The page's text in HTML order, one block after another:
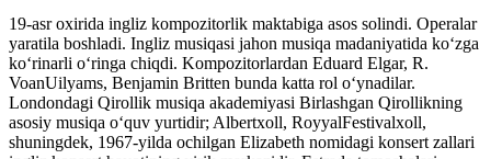
19-asr oxirida ingliz kompozitorlik maktabiga asos solindi. Operalar
yaratila boshladi. Ingliz musiqasi jahon musiqa madaniyatida koʻzga
koʻrinarli oʻringa chiqdi. Kompozitorlardan Eduard Elgar, R.
VoanUilyams, Benjamin Britten bunda katta rol oʻynadilar.
Londondagi Qirollik musiqa akademiyasi Birlashgan Qirollikning
asosiy musiqa oʻquv yurtidir; Albertxoll, RoyyalFestivalxoll,
shuningdek, 1967-yilda ochilgan Elizabeth nomidagi konsert zallari